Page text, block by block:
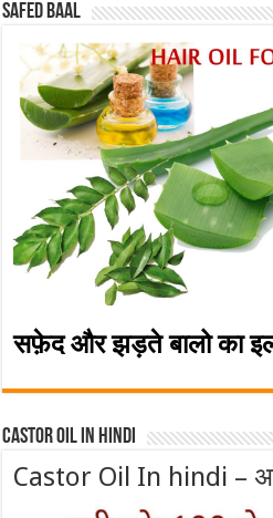
Safed baal
सफ़ेद और झड़ते बालो का
Castor Oil In Hindi
Castor Oil In hindi –